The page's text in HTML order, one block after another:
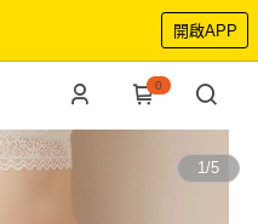
開啟APP
0
1/5